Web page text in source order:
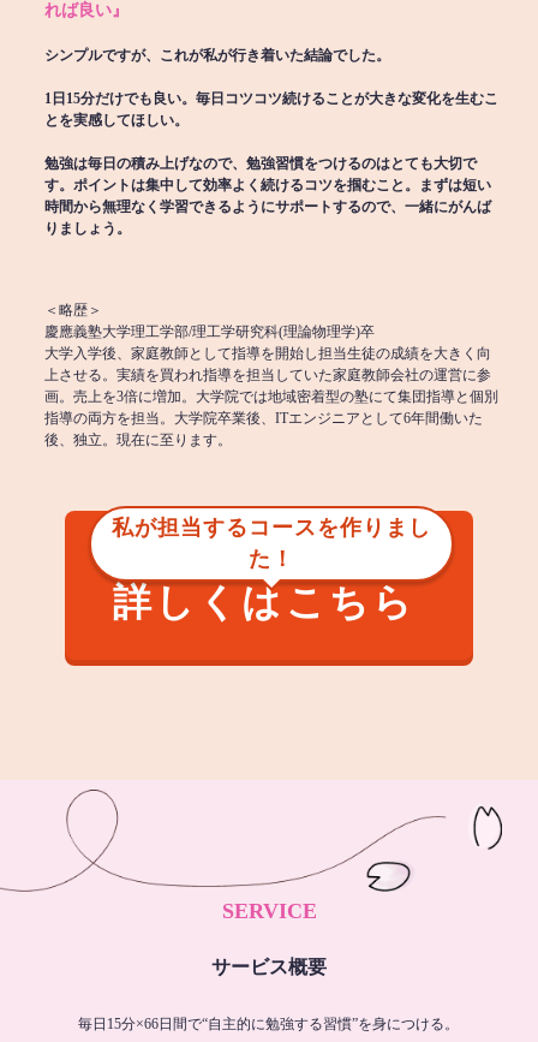
れば良い』
シンプルですが、これが私が行き着いた結論でした。
1日15分だけでも良い。毎日コツコツ続けることが大きな変化を生むこ
とを実感してほしい。
勉強は毎日の積み上げなので、勉強習慣をつけるのはとても大切で
す。ポイントは集中して効率よく続けるコツを掴むこと。まずは短い
時間から無理なく学習できるようにサポートするので、一緒にがんば
りましょう。
＜略歴＞
慶應義塾大学理工学部/理工学研究科(理論物理学)卒
大学入学後、家庭教師として指導を開始し担当生徒の成績を大きく向
上させる。実績を買われ指導を担当していた家庭教師会社の運営に参
画。売上を3倍に増加。大学院では地域密着型の塾にて集団指導と個別
指導の両方を担当。大学院卒業後、ITエンジニアとして6年間働いた
後、独立。現在に至ります。
私が担当するコースを作りまし
た！
詳しくはこちら
SERVICE
サービス概要
毎日15分×66日間で“自主的に勉強する習慣”を身につける。